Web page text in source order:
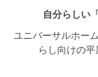
自分らしい
ユニバーサルホー
らし向けの